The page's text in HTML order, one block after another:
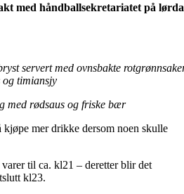
med håndballsekretariatet på
servert med ovnsbakte
og timiansjy
med rødsaus og friske bær
mer drikke dersom noen skulle
til ca. kl21 – deretter blir det
kl23.